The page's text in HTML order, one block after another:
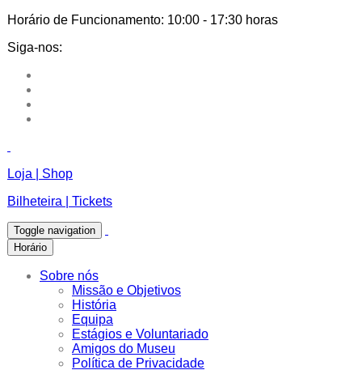
Horário de Funcionamento: 10:00 - 17:30 horas
Siga-nos:
Loja | Shop
Bilheteira | Tickets
Toggle navigation
Horário
Sobre nós
Missão e Objetivos
História
Equipa
Estágios e Voluntariado
Amigos do Museu
Política de Privacidade